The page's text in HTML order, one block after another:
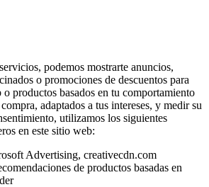
podemos mostrarte anuncios,
o promociones de descuentos para
productos basados en tu comportamiento
adaptados a tus intereses, y medir su
utilizamos los siguientes
en este sitio web:
Advertising, creativecdn.com
de productos basadas en